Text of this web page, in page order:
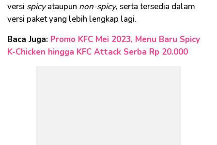
versi spicyataupun non-spicy, serta tersedia dalam
versi paket yang lebih lengkap lagi.
Baca Juga: Promo KFC Mei 2023, Menu Baru Spicy
K-Chicken hingga KFC Attack Serba Rp 20.000